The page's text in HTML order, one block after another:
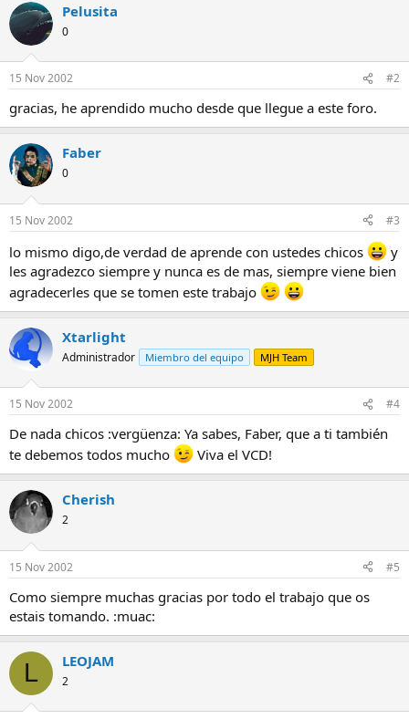
Pelusita
0
15 Nov 2002 #2
gracias, he aprendido mucho desde que llegue a este foro.
Faber
0
15 Nov 2002 #3
lo mismo digo,de verdad de aprende con ustedes chicos
y
les agradezco siempre y nunca es de mas, siempre viene bien
agradecerles que se tomen este trabajo
Xtarlight
Administrador Miembro del equipo MJH Team
15 Nov 2002 #4
De nada chicos :vergüenza: Ya sabes, Faber, que a ti también
te debemos todos mucho
Viva el VCD!
Cherish
2
15 Nov 2002 #5
Como siempre muchas gracias por todo el trabajo que os
estais tomando. :muac:
L LEOJAM
2